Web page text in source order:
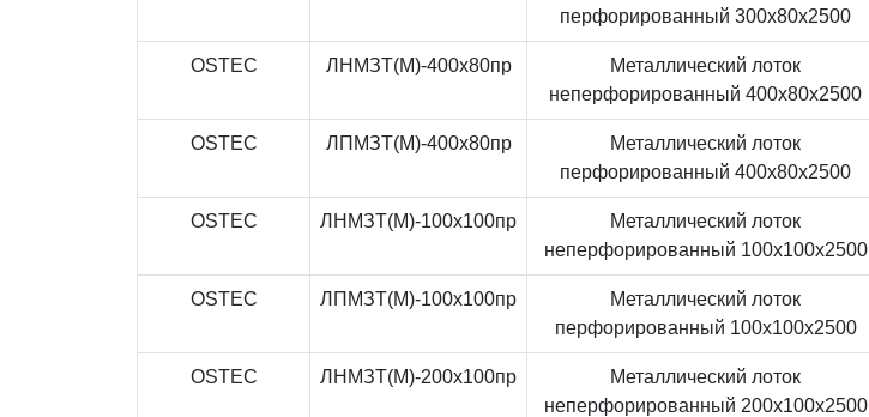
перфорированный 300x80x2500
OSTEC ЛНМЗТ(М)-400x80пр
Металлический лоток
неперфорированный 400x80x2500
OSTEC ЛПМЗТ(М)-400x80пр
Металлический лоток
перфорированный 400x80x2500
OSTEC ЛНМЗТ(М)-100x100пр
Металлический лоток
неперфорированный 100x100x2500
OSTEC ЛПМЗТ(М)-100x100пр
Металлический лоток
перфорированный 100x100x2500
OSTEC ЛНМЗТ(М)-200x100пр
Металлический лоток
неперфорированный 200x100x2500